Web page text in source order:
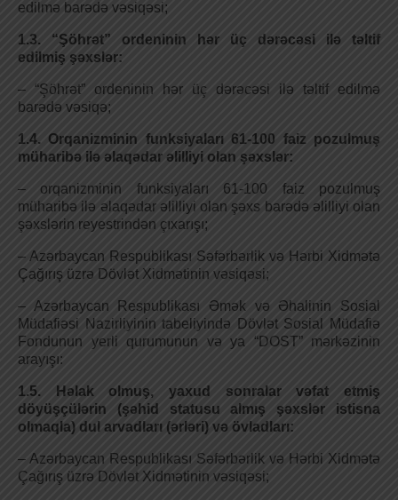
edilmə barədə vəsiqəsi;
1.3. “Şöhrət” ordeninin hər üç dərəcəsi ilə təltif
edilmiş şəxslər:
– “Şöhrət” ordeninin hər üç dərəcəsi ilə təltif edilmə
barədə vəsiqə;
1.4. Orqanizminin funksiyaları 61-100 faiz pozulmuş
müharibə ilə əlaqədar əlilliyi olan şəxslər:
– orqanizminin funksiyaları 61-100 faiz pozulmuş
müharibə ilə əlaqədar əlilliyi olan şəxs barədə əlilliyi olan
şəxslərin reyestrindən çıxarışı;
– Azərbaycan Respublikası Səfərbərlik və Hərbi Xidmətə
Çağırış üzrə Dövlət Xidmətinin vəsiqəsi;
– Azərbaycan Respublikası Әmək və Әhalinin Sosial
Müdafiəsi Nazirliyinin tabeliyində Dövlət Sosial Müdafiə
Fondunun yerli qurumunun və ya “DOST” mərkəzinin
arayışı:
1.5. Həlak olmuş, yaxud sonralar vəfat etmiş
döyüşçülərin (şəhid statusu almış şəxslər istisna
olmaqla) dul arvadları (ərləri) və övladları:
– Azərbaycan Respublikası Səfərbərlik və Hərbi Xidmətə
Çağırış üzrə Dövlət Xidmətinin vəsiqəsi;